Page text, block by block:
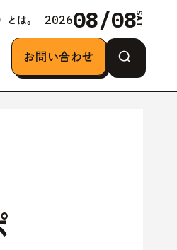
とは。 202608/08SAT
お問い合わせ